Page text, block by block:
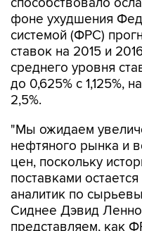
фоне ухудшения
системой (ФРС)
ставок на 2015 и
среднего уровня
до 0,625% с 1,125%,
2,5%.
"Мы ожидаем
нефтяного рынка и
цен, поскольку
поставками
аналитик по
Сиднее Дэвид
представляем, как